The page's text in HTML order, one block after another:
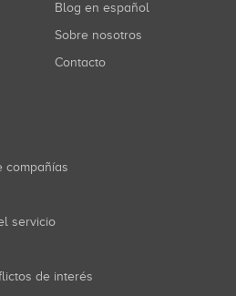
Blog en español
Sobre nosotros
Contacto
compañías
servicio
de interés